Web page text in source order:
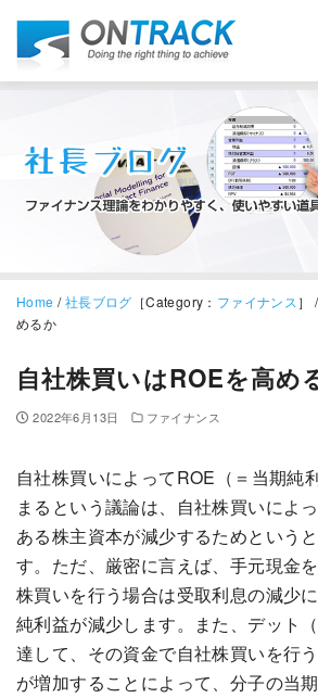
Home /社長ブログ ［Category： ファイナンス ］
めるか
自社株買いはROEを高め
2022年6月13日 ファイナンス
自社株買いによってROE（＝当期純
まるという議論は、自社株買いによ
ある株主資本が減少するためという
す。ただ、厳密に言えば、手元現金
株買いを行う場合は受取利息の減少
純利益が減少します。また、デット
達して、その資金で自社株買いを行
が増加することによって、分子の当